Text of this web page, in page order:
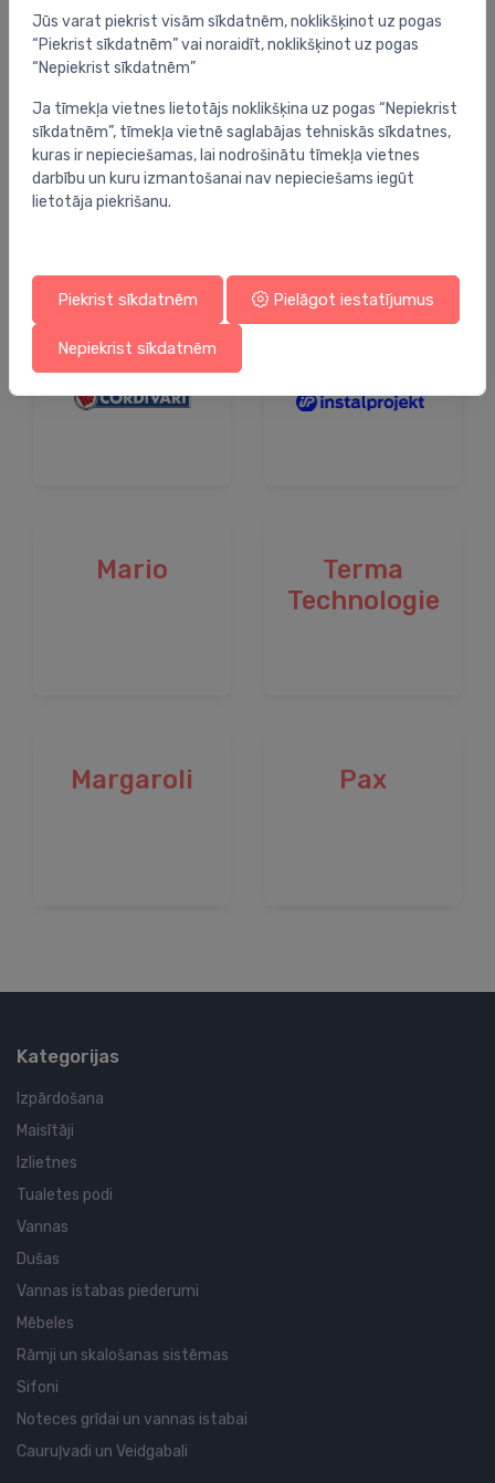
Mario
Terma
Technologie
Margaroli Pax
Kategorijas
Izpārdošana
Maisītāji
Izlietnes
Tualetes podi
Vannas
Dušas
Vannas istabas piederumi
Mēbeles
Rāmji un skalošanas sistēmas
Sifoni
Noteces grīdai un vannas istabai
Cauruļvadi un Veidgabali
Jūs varat piekrist visām sīkdatnēm, noklikšķinot uz pogas
“Piekrist sīkdatnēm” vai noraidīt, noklikšķinot uz pogas
“Nepiekrist sīkdatnēm”
Ja tīmekļa vietnes lietotājs noklikšķina uz pogas “Nepiekrist
sīkdatnēm”, tīmekļa vietnē saglabājas tehniskās sīkdatnes,
kuras ir nepieciešamas, lai nodrošinātu tīmekļa vietnes
darbību un kuru izmantošanai nav nepieciešams iegūt
lietotāja piekrišanu.
Piekrist sīkdatnēm Pielāgot iestatījumus
Nepiekrist sīkdatnēm